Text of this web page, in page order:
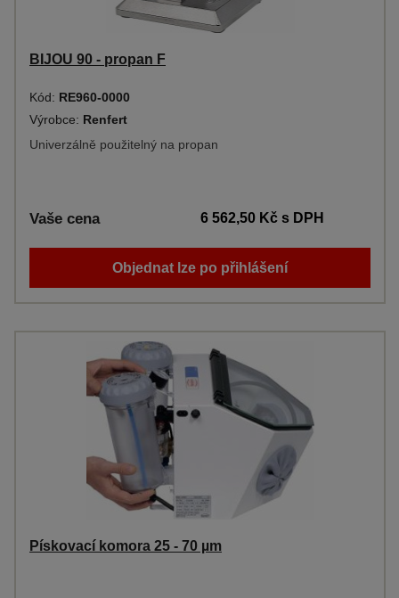
BIJOU 90 - propan F
Kód: RE960-0000
Výrobce: Renfert
Univerzálně použitelný na propan
Vaše cena 6 562,50 Kčs DPH
Objednat lze po přihlášení
Pískovací komora 25 - 70 µm